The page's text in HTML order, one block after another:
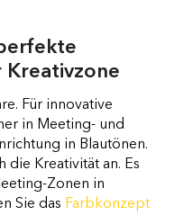
Für innovative
in Meeting- und
in Blautönen.
die Kreativität an. Es
Zonen in
Sie das Farbkonzept